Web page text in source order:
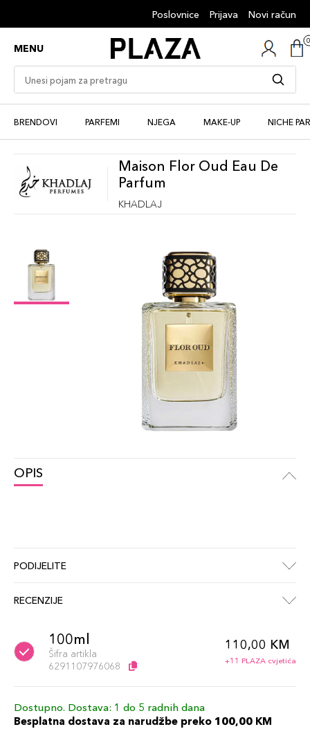
Poslovnice Prijava Novi račun
MENU
BRENDOVI PARFEMI NJEGA MAKE-UP NICHE
Maison Flor Oud Eau De
Parfum
KHADLAJ
OPIS
PODIJELITE
RECENZIJE
100ml
Šifra artikla
6291107976068
110,00 KM
+11 PLAZA cvjetića
Dostupno. Dostava: 1 do 5 radnih dana
Besplatna dostava za narudžbe preko 100,00 KM